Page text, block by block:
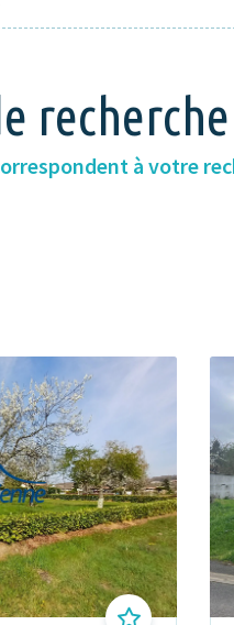
à votre